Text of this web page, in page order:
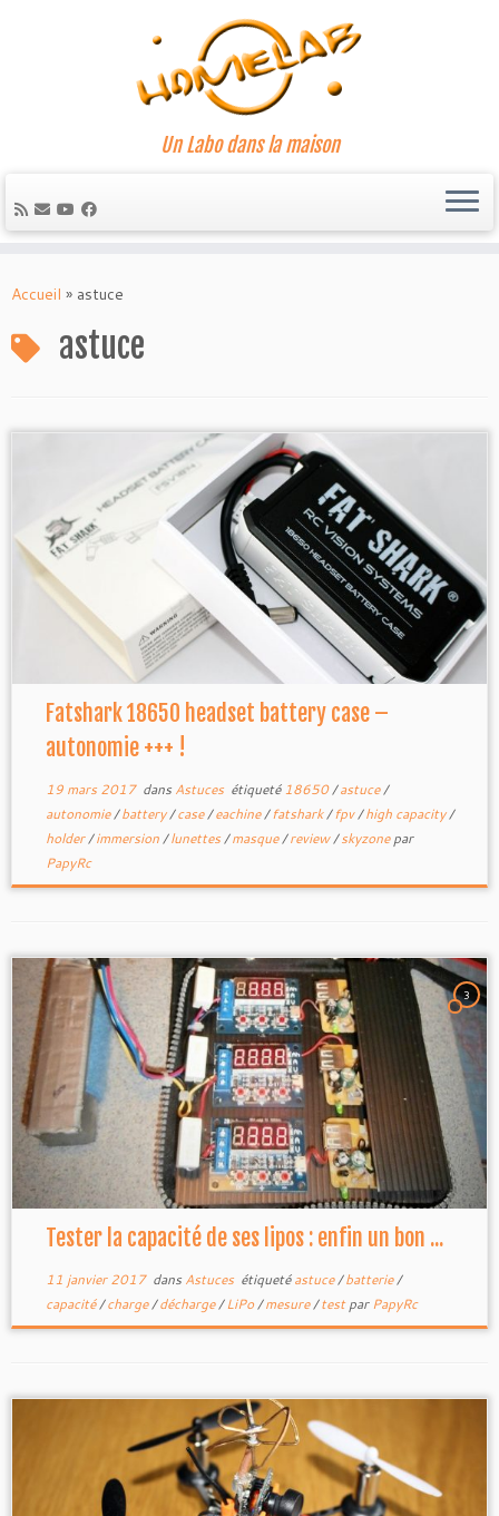
au
Un Labo dans la maison
Accueil » astuce
astuce
Fatshark 18650 headset battery case –
autonomie +++ !
19 mars 2017dans Astuces étiqueté18650/astuce/
autonomie/battery/case/eachine/fatshark/fpv/high capacity/
holder/immersion/lunettes/masque/review/skyzonepar
PapyRc
3
Tester la capacité de ses lipos : enfin un bon ...
11 janvier 2017dans Astuces étiquetéastuce/batterie/
capacité/charge/décharge/LiPo/mesure/testparPapyRc